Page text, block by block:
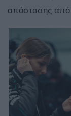
απόστασης από